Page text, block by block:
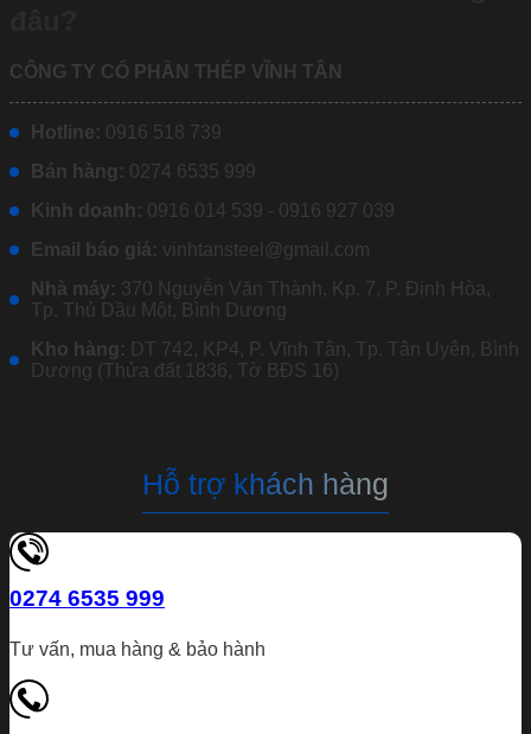
CÔNG TY CỔ PHẦN THÉP VĨNH TÂN
Hotline: 0916 518 739
Bán hàng: 0274 6535 999
Kinh doanh: 0916 014 539 - 0916 927 039
Email báo giá: vinhtansteel@gmail.com
Nhà máy: 370 Nguyễn Văn Thành, Kp. 7, P. Định Hòa,
Tp. Thủ Dầu Một, Bình Dương
Kho hàng: DT 742, KP4, P. Vĩnh Tân, Tp. Tân Uyên, Bình
Dương (Thửa đất 1836, Tờ BĐS 16)
Hỗ trợ khách hàng
0274 6535 999
Tư vấn, mua hàng & bảo hành